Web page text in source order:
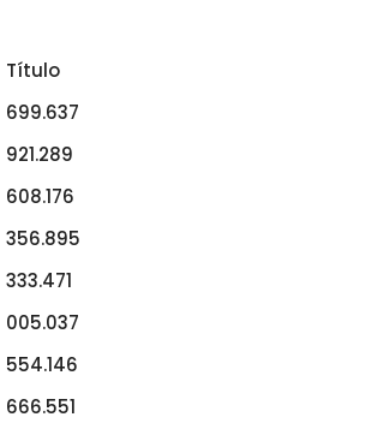
Título
699.637
921.289
608.176
356.895
333.471
005.037
554.146
666.551